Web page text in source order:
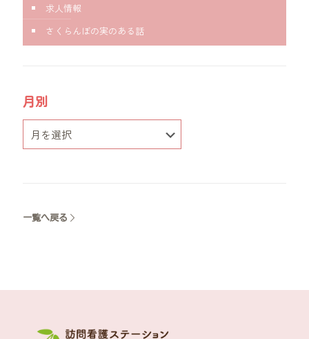
求人情報
さくらんぼの実のある話
月別
一覧へ戻る